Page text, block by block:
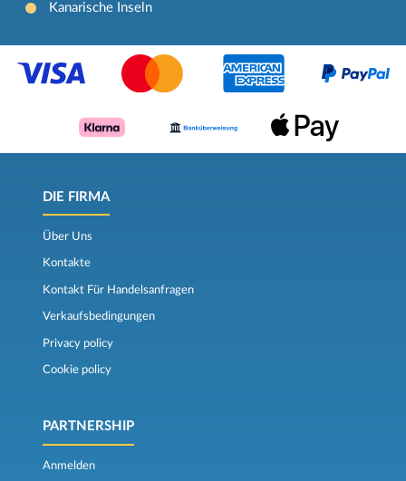
Kanarische Inseln
DIE FIRMA
Über Uns
Kontakte
Kontakt Für Handelsanfragen
Verkaufsbedingungen
Privacy policy
Cookie policy
PARTNERSHIP
Anmelden